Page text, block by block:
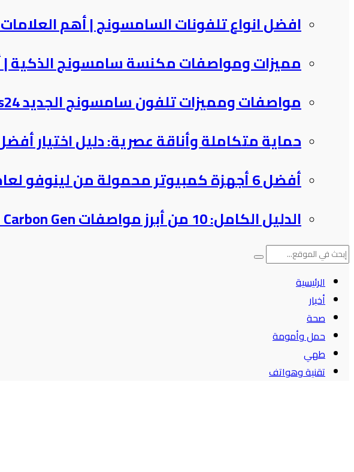
افضل انواع تلفونات السامسونج​ | أهم العلامات
مميزات ومواصفات مكنسة سامسونج الذكية​ |
مواصفات ومميزات تلفون سامسونج الجديد s24 | أهم العلامات والنصائح…
حماية متكاملة وأناقة عصرية: دليل اختيار أفضل 10 كفرات
أفضل 6 أجهزة كمبيوتر محمولة من لينوفو لعام 2025: دليلك…
الدليل الكامل: 10 من أبرز مواصفات ThinkPad X1 Carbon Gen…
الرئيسية
أخبار
صحة
حمل وأمومة
طهي
تقنية وهواتف